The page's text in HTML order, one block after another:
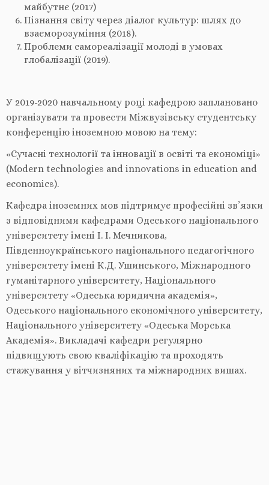
майбутнє (2017)
Пізнання світу через діалог культур: шлях до
взаєморозуміння (2018).
Проблеми самореалізації молоді в умовах
глобалізації (2019).
У 2019-2020 навчальному році кафедрою заплановано
організувати та провести Міжвузівську студентську
конференцію іноземною мовою на тему:
«Сучасні технології та інновації в освіті та економіці»
(Modern technologies and innovations in education and
economics).
Кафедра іноземних мов підтримує професійні зв’язки
з відповідними кафедрами Одеського національного
університету імені І. І. Мечникова,
Південноукраїнського національного педагогічного
університету імені К.Д. Ушинського, Міжнародного
гуманітарного університету, Національного
університету «Одеська юридична академія»,
Одеського національного економічного університету,
Національного університету «Одеська Морська
Академія». Викладачі кафедри регулярно
підвищують свою кваліфікацію та проходять
стажування у вітчизняних та міжнародних вишах.